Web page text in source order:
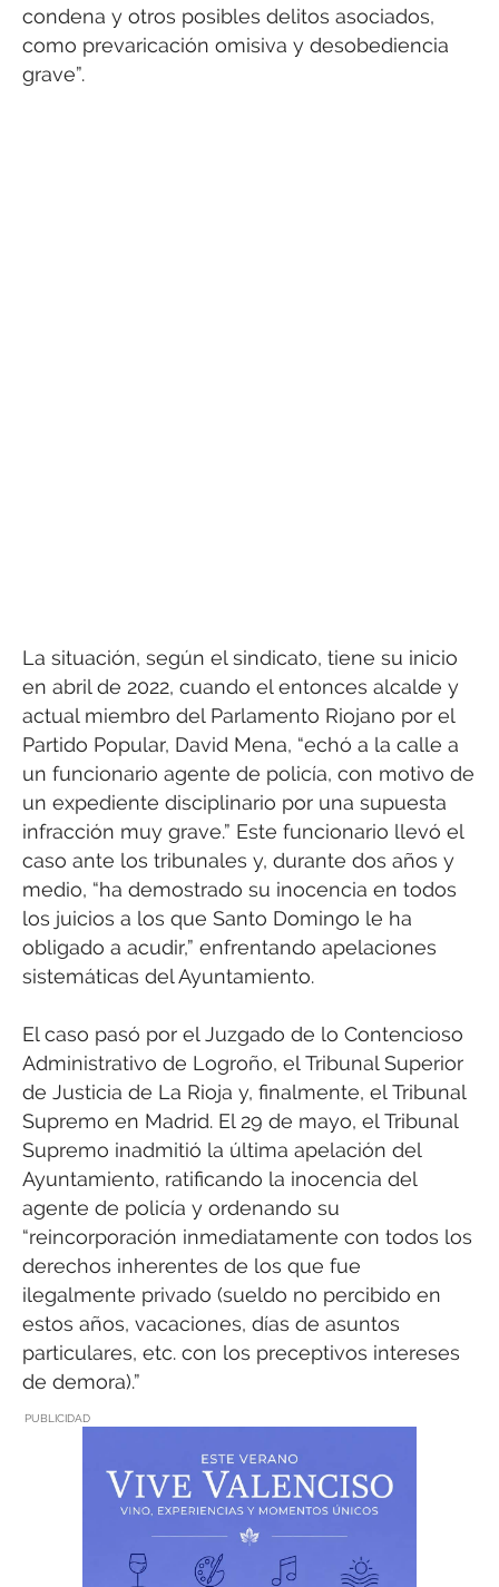
condena y otros posibles delitos asociados,
como prevaricación omisiva y desobediencia
grave”.
La situación, según el sindicato, tiene su inicio
en abril de 2022, cuando el entonces alcalde y
actual miembro del Parlamento Riojano por el
Partido Popular, David Mena, “echó a la calle a
un funcionario agente de policía, con motivo de
un expediente disciplinario por una supuesta
infracción muy grave.” Este funcionario llevó el
caso ante los tribunales y, durante dos años y
medio, “ha demostrado su inocencia en todos
los juicios a los que Santo Domingo le ha
obligado a acudir,” enfrentando apelaciones
sistemáticas del Ayuntamiento.
El caso pasó por el Juzgado de lo Contencioso
Administrativo de Logroño, el Tribunal Superior
de Justicia de La Rioja y, finalmente, el Tribunal
Supremo en Madrid. El 29 de mayo, el Tribunal
Supremo inadmitió la última apelación del
Ayuntamiento, ratificando la inocencia del
agente de policía y ordenando su
“reincorporación inmediatamente con todos los
derechos inherentes de los que fue
ilegalmente privado (sueldo no percibido en
estos años, vacaciones, días de asuntos
particulares, etc. con los preceptivos intereses
de demora).”
PUBLICIDAD